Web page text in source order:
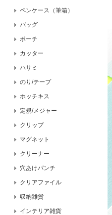
ペンケース（筆箱）
バッグ
ポーチ
カッター
ハサミ
のり/テープ
ホッチキス
定規/メジャー
クリップ
マグネット
クリーナー
穴あけパンチ
クリアファイル
収納雑貨
インテリア雑貨